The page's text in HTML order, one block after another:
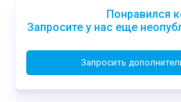
Понравился
Запросите у нас еще
Запросить